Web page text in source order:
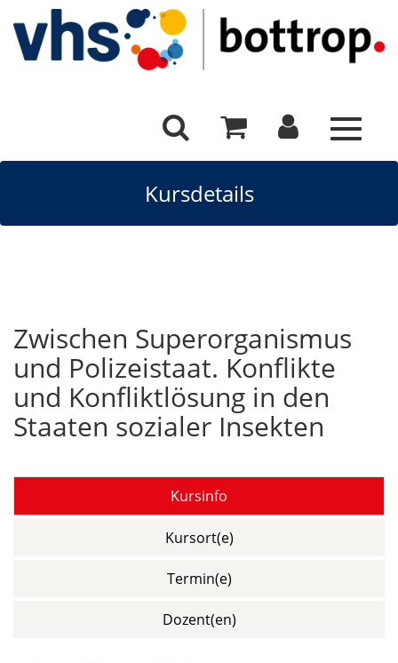
Toggle
Kursdetails
Zwischen Superorganismus
und Polizeistaat. Konflikte
und Konfliktlösung in den
Staaten sozialer Insekten
Kursinfo
Kursort(e)
Termin(e)
Dozent(en)